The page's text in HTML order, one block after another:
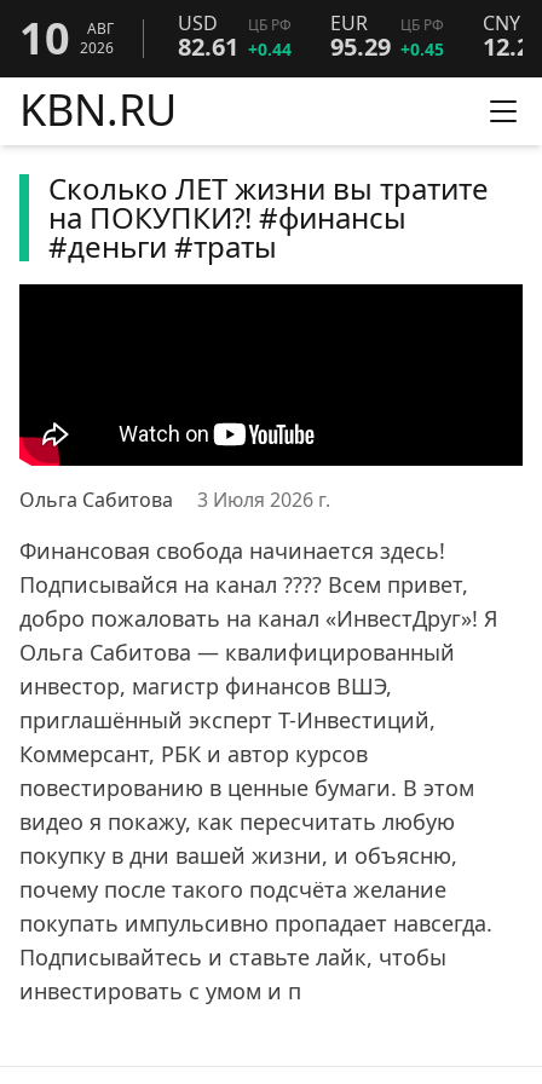
10
АВГ
2026
USD ЦБ РФ
82.61 +0.44
EUR ЦБ РФ
95.29 +0.45
CNY
12.25
KBN.RU
Сколько ЛЕТ жизни вы тратите
на ПОКУПКИ?! #финансы
#деньги #траты
Ольга Сабитова 3 Июля 2026 г.
Финансовая свобода начинается здесь!
Подписывайся на канал ???? Всем привет,
добро пожаловать на канал «ИнвестДруг»! Я
Ольга Сабитова — квалифицированный
инвестор, магистр финансов ВШЭ,
приглашённый эксперт Т-Инвестиций,
Коммерсант, РБК и автор курсов
повестированию в ценные бумаги. В этом
видео я покажу, как пересчитать любую
покупку в дни вашей жизни, и объясню,
почему после такого подсчёта желание
покупать импульсивно пропадает навсегда.
Подписывайтесь и ставьте лайк, чтобы
инвестировать с умом и п